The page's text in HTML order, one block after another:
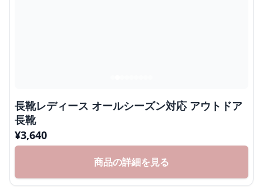
長靴レディース オールシーズン対応 アウトドア
長靴
¥3,640
商品の詳細を見る